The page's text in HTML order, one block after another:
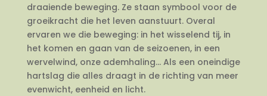
draaiende beweging. Ze staan symbool voor de
groeikracht die het leven aanstuurt. Overal
ervaren we die beweging: in het wisselend tij, in
het komen en gaan van de seizoenen, in een
wervelwind, onze ademhaling… Als een oneindige
hartslag die alles draagt in de richting van meer
evenwicht, eenheid en licht.